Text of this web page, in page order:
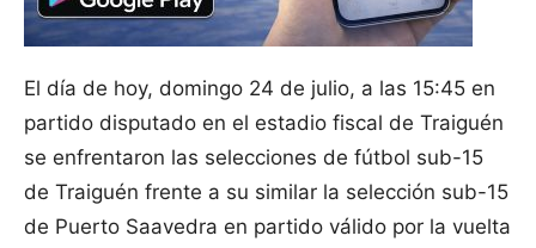
El día de hoy, domingo 24 de julio, a las 15:45 en
partido disputado en el estadio fiscal de Traiguén
se enfrentaron las selecciones de fútbol sub-15
de Traiguén frente a su similar la selección sub-15
de Puerto Saavedra en partido válido por la vuelta